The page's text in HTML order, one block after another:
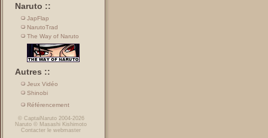
Naruto ::
JapFlap
NarutoTrad
The Way of Naruto
Autres ::
Jeux Vidéo
Shinobi
Référencement
© CaptaiNaruto2004-2026
Naruto © Masashi Kishimoto
Contacter le webmaster